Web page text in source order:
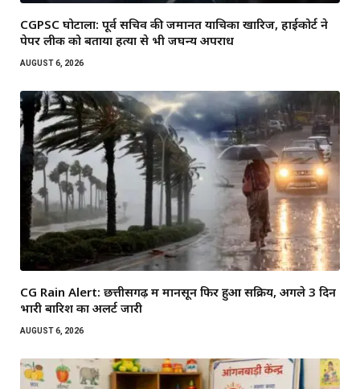
CGPSC घोटाला: पूर्व सचिव की जमानत याचिका खारिज, हाईकोर्ट ने
पेपर लीक को बताया हत्या से भी जघन्य अपराध
AUGUST 6, 2026
CG Rain Alert: छत्तीसगढ़ में मानसून फिर हुआ सक्रिय, अगले 3 दिन
भारी बारिश का अलर्ट जारी
AUGUST 6, 2026